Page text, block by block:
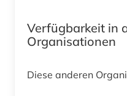
Verfügbarkeit in
Organisationen
Diese anderen